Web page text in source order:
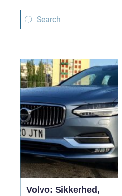
Volvo: Sikkerhed,